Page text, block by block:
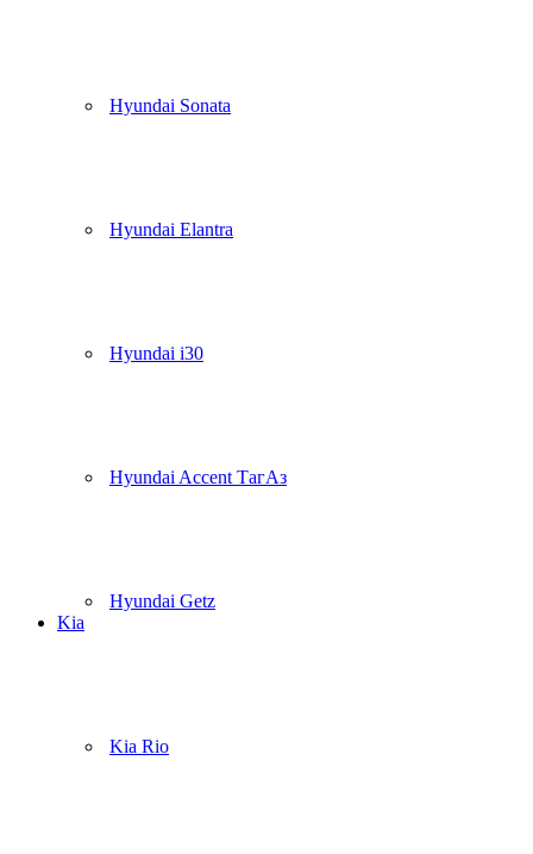
Hyundai Sonata
Hyundai Elantra
Hyundai i30
Hyundai Accent ТагАз
Hyundai Getz
Kia
Kia Rio